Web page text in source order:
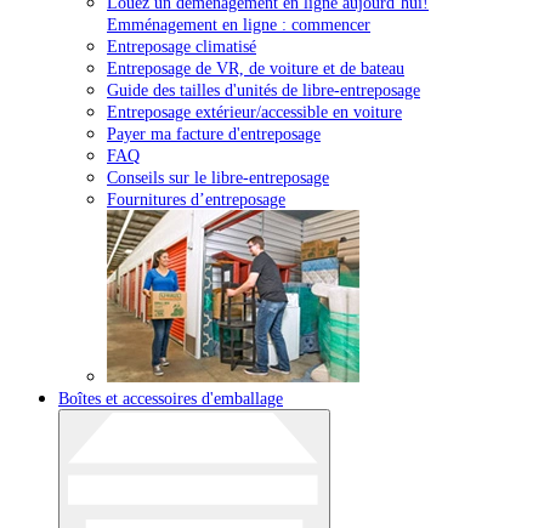
Emménagement en ligne : commencer
Entreposage climatisé
Entreposage de VR, de voiture et de bateau
Guide des tailles d'unités de libre-entreposage
Entreposage extérieur/accessible en voiture
Payer ma facture d'entreposage
FAQ
Conseils sur le libre-entreposage
Fournitures d’entreposage
Boîtes et accessoires d'emballage